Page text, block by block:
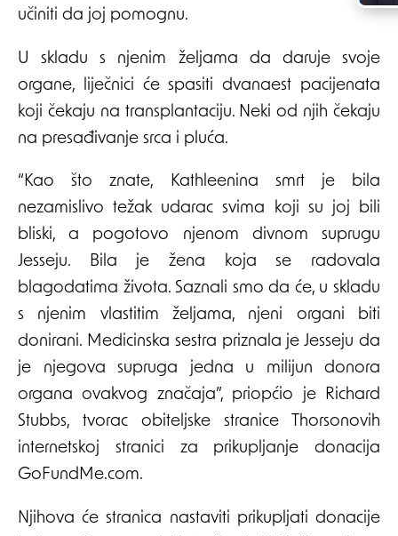
učiniti da joj pomognu.
U skladu s njenim željama da daruje svoje
organe, liječnici će spasiti dvanaest pacijenata
koji čekaju na transplantaciju. Neki od njih čekaju
na presađivanje srca i pluća.
“Kao što znate, Kathleenina smrt je bila
nezamislivo težak udarac svima koji su joj bili
bliski, a pogotovo njenom divnom suprugu
Jesseju. Bila je žena koja se radovala
blagodatima života. Saznali smo da će, u skladu
s njenim vlastitim željama, njeni organi biti
donirani. Medicinska sestra priznala je Jesseju da
je njegova supruga jedna u milijun donora
organa ovakvog značaja”, priopćio je Richard
Stubbs, tvorac obiteljske stranice Thorsonovih
internetskoj stranici za prikupljanje donacija
GoFundMe.com.
Njihova će stranica nastaviti prikupljati donacije